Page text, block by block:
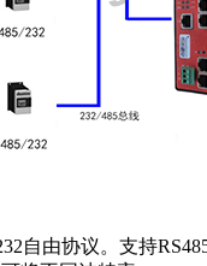
自由协议。支持